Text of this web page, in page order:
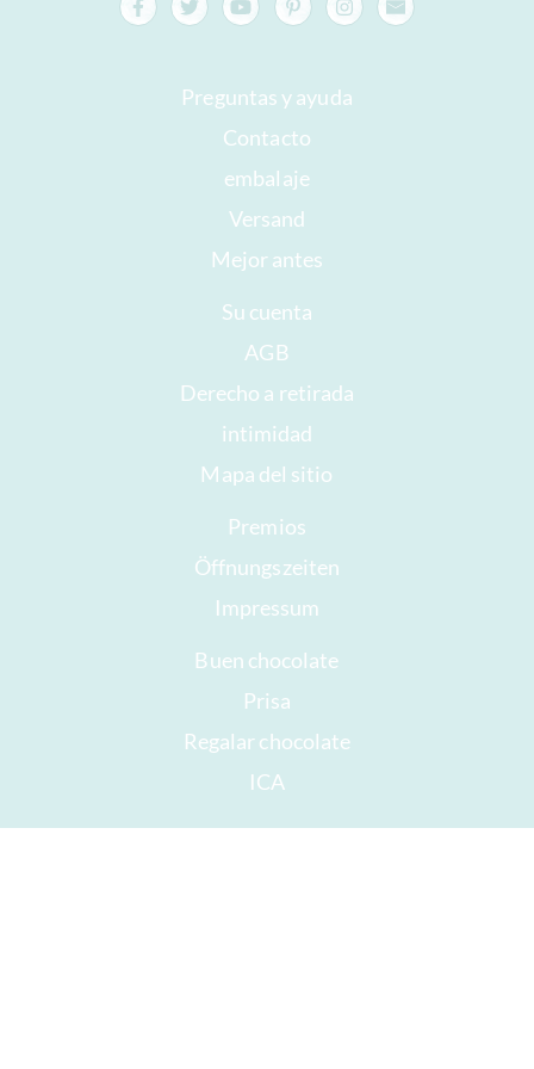
Preguntas y ayuda
Contacto
embalaje
Versand
Mejor antes
Su cuenta
AGB
Derecho a retirada
intimidad
Mapa del sitio
Premios
Öffnungszeiten
Impressum
Buen chocolate
Prisa
Regalar chocolate
ICA